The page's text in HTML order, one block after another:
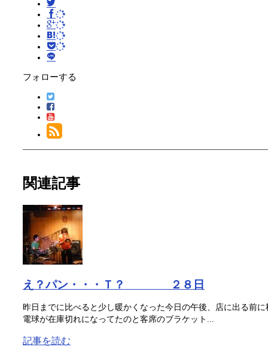
フォローする
関連記事
え？パン・・・Ｔ？ ２８日
昨日までに比べると少し暖かくなった今日の午後、店に出る前
電球が在庫切れになってたのと客席のブラケット...
記事を読む